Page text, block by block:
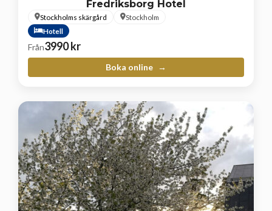
Fredriksborg Hotel
Stockholms skärgård
Stockholm
Hotell
Från3990kr
Boka online